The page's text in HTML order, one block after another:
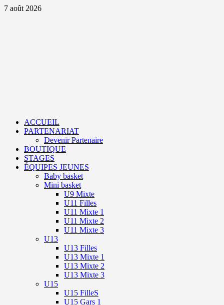
Aller
7 août 2026
ACCUEIL
PARTENARIAT
Devenir Partenaire
BOUTIQUE
STAGES
ÉQUIPES JEUNES
Baby basket
Mini basket
U9 Mixte
U11 Filles
U11 Mixte 1
U11 Mixte 2
U11 Mixte 3
U13
U13 Filles
U13 Mixte 1
U13 Mixte 2
U13 Mixte 3
U15
U15 FilleS
U15 Gars 1